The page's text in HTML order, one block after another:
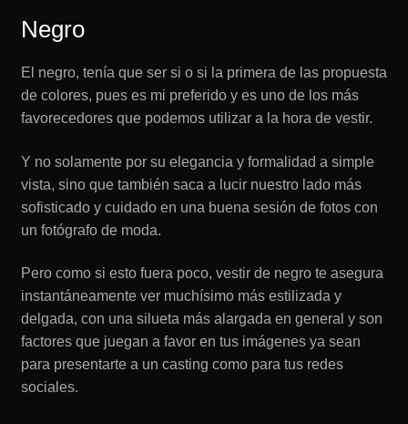
Negro
El negro, tenía que ser si o si la primera de las propuesta
de colores, pues es mi preferido y es uno de los más
favorecedores que podemos utilizar a la hora de vestir.
Y no solamente por su elegancia y formalidad a simple
vista, sino que también saca a lucir nuestro lado más
sofisticado y cuidado en una buena sesión de fotos con
un fotógrafo de moda.
Pero como si esto fuera poco, vestir de negro te asegura
instantáneamente ver muchísimo más estilizada y
delgada, con una silueta más alargada en general y son
factores que juegan a favor en tus imágenes ya sean
para presentarte a un casting como para tus redes
sociales.